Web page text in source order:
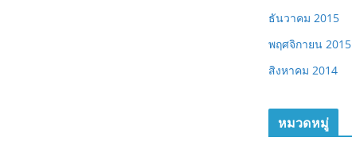
ธันวาคม 2015
พฤศจิกายน 2015
สิงหาคม 2014
หมวดหมู่